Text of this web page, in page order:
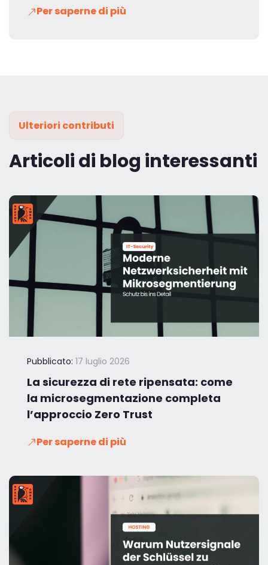
Per saperne di più
Ulteriori contributi
Articoli di blog interessanti
Pubblicato: 17 luglio 2026
La sicurezza di rete ripensata: come
la microsegmentazione completa
l’approccio Zero Trust
Per saperne di più